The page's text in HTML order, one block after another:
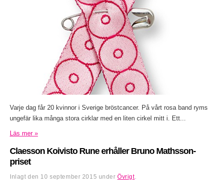
Varje dag får 20 kvinnor i Sverige bröstcancer. På vårt rosa band ryms
ungefär lika många stora cirklar med en liten cirkel mitt i. Ett...
Läs mer »
Claesson Koivisto Rune erhåller Bruno Mathsson-
priset
Inlagt den 10 september 2015 underÖvrigt.